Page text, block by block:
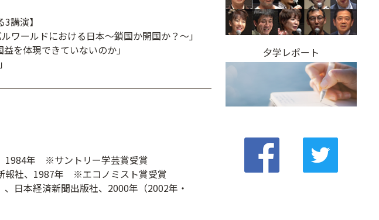
講演】
ワールドにおける日本～鎖国か開国か？～」
を体現できていないのか」
1984年 ※サントリー学芸賞受賞
報社、1987年 ※エコノミスト賞受賞
、日本経済新聞出版社、2000年（2002年・
夕学レポート